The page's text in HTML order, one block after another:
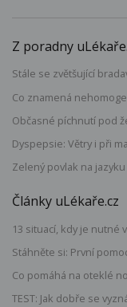
Z poradny
Stále se zvětšující
Co znamená
Občasné píchnutí pod
Dyspepsie: Větry i při
Zelený povlak na
Články uLékaře.cz
13 situací, kdy je nutné
Stáhněte si: První
Co pomáhá na oteklé
TEST: Jak dobře se